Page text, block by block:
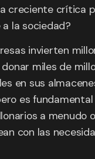
creciente crítica
la sociedad?
invierten
miles de
en sus
es
a menudo
con las